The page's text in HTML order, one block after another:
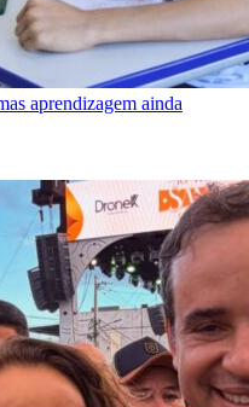
aprendizagem ainda